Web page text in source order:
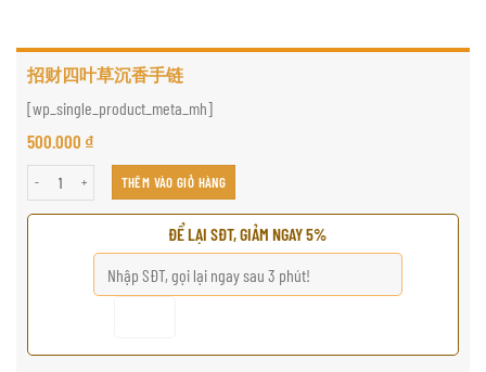
招财四叶草沉香手链
[wp_single_product_meta_mh]
500.000 ₫
招财四叶草沉香手链 số lượngTHÊM VÀO GIỎ HÀNG
ĐỂ LẠI SĐT, GIẢM NGAY 5%